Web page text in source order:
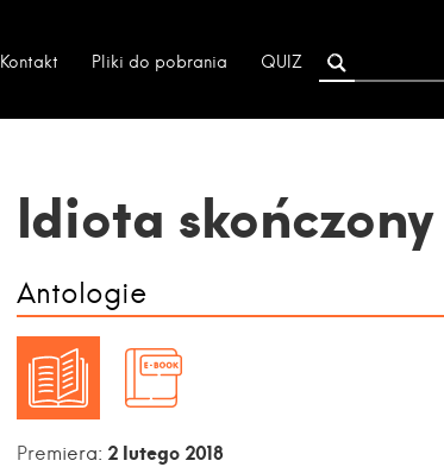
Kontakt Pliki do pobrania QUIZ
Idiota skończony
Antologie
Premiera: 2 lutego 2018